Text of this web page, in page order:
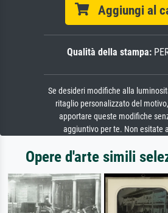
Aggiungi al
Qualità della stampa:
Se desideri modifiche alla
ritaglio personalizzato del
apportare queste modifiche
aggiuntivo per te. Non esitate
Opere d'arte simili